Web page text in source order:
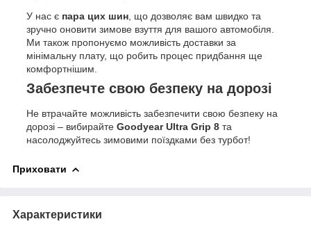
У нас є пара цих шин , що дозволяє вам швидко та
зручно оновити зимове взуття для вашого автомобіля.
Ми також пропонуємо можливість доставки за
мінімальну плату, що робить процес придбання ще
комфортнішим.
Забезпечте свою безпеку на дорозі
Не втрачайте можливість забезпечити свою безпеку на
дорозі – вибирайте Goodyear Ultra Grip 8 та
насолоджуйтесь зимовими поїздками без турбот!
Приховати
Характеристики